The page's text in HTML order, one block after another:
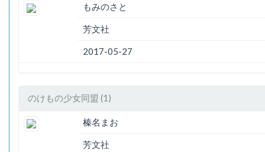
もみのさと
芳文社
2017-05-27
のけもの少女同盟 (1)
榛名まお
芳文社